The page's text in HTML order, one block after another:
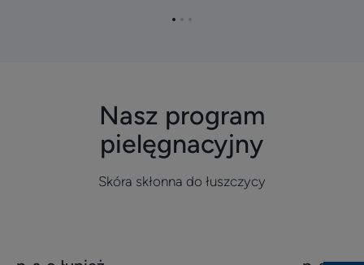
Przejdź
Przejdź
Przejdź
Nasz program
pielęgnacyjny
Skóra skłonna do łuszczycy